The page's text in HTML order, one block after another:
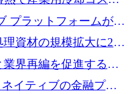
ドルを調達
プラットフォームが
到達し、Whering が
資材の規模拡大に240
界再編を促進するた
イティブの金融プラ